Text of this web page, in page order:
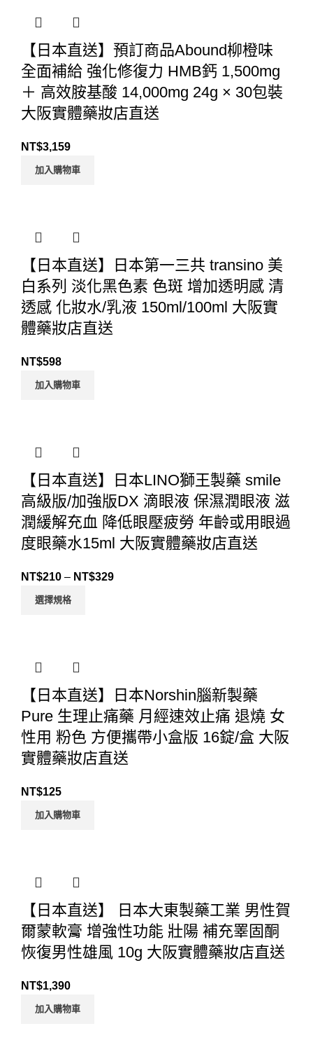
【日本直送】預訂商品Abound柳橙味
全面補給 強化修復力 HMB鈣 1,500mg
＋ 高效胺基酸 14,000mg 24g × 30包裝
大阪實體藥妝店直送
NT$3,159
加入購物車
【日本直送】日本第一三共 transino 美
白系列 淡化黑色素 色斑 增加透明感 清
透感 化妝水/乳液 150ml/100ml 大阪實
體藥妝店直送
NT$598
加入購物車
【日本直送】日本LINO獅王製藥 smile
高級版/加強版DX 滴眼液 保濕潤眼液 滋
潤緩解充血 降低眼壓疲勞 年齡或用眼過
度眼藥水15ml 大阪實體藥妝店直送
NT$210 – NT$329
選擇規格
【日本直送】日本Norshin腦新製藥
Pure 生理止痛藥 月經速效止痛 退燒 女
性用 粉色 方便攜帶小盒版 16錠/盒 大阪
實體藥妝店直送
NT$125
加入購物車
【日本直送】 日本大東製藥工業 男性賀
爾蒙軟膏 增強性功能 壯陽 補充睪固酮
恢復男性雄風 10g 大阪實體藥妝店直送
NT$1,390
加入購物車